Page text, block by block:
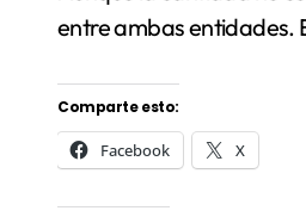
entre ambas entidades.
Comparte esto:
Facebook X